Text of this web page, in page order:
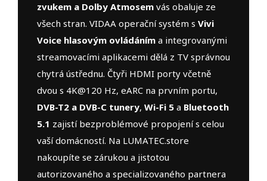
zvukem a Dolby Atmosem vás obaluje ze
všech stran. VIDAA operační systém s Vivi
Voice hlasovým ovládáním a integrovanými
streamovacími aplikacemi dělá z TV správnou
chytrá ústřednu. Čtyři HDMI porty včetně
dvou s 4K@120 Hz, eARC na prvním portu,
DVB-T2 a DVB-C tunery, Wi-Fi 5 a Bluetooth
5.1 zajistí bezproblémové propojení s celou
vaší domácností. Na LUMATEC.store
nakoupíte se zárukou a jistotou
autorizovaného a specializovaného partnera